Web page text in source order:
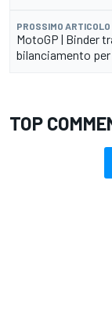
PROSSIMO ARTICOLO
MotoGP | Binder
bilanciamento
TOP